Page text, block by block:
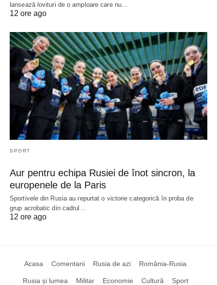
lansează lovituri de o amploare care nu…
12 ore ago
SPORT
Aur pentru echipa Rusiei de înot sincron, la
europenele de la Paris
Sportivele din Rusia au repurtat o victorie categorică în proba de
grup acrobatic din cadrul…
12 ore ago
Acasa Comentarii Rusia de azi România-Rusia
Rusia și lumea Militar Economie Cultură Sport